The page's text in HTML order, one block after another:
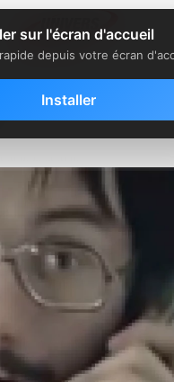
: Comment
sur l'écran d'accueil
depuis votre écran
Installer